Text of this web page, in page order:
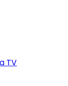
TV